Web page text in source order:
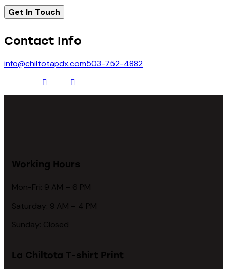
Contact Info
info@chiltotapdx.com503-752-4882
Working Hours
Mon-Fri: 9 AM – 6 PM
Saturday: 9 AM – 4 PM
Sunday: Closed
La Chiltota T-shirt Print